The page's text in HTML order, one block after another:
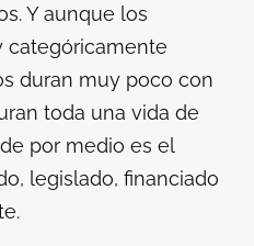
Y aunque los
categóricamente
duran muy poco con
toda una vida de
por medio es el
legislado, financiado